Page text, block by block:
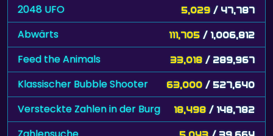
2048 UFO 5,029 / 47,787
Abwärts 111,705 / 1,006,812
Feed the Animals 33,018 / 289,967
Klassischer Bubble Shooter 63,000 / 527,640
Versteckte Zahlen in der Burg 18,498 / 148,782
5,043 / 39,664